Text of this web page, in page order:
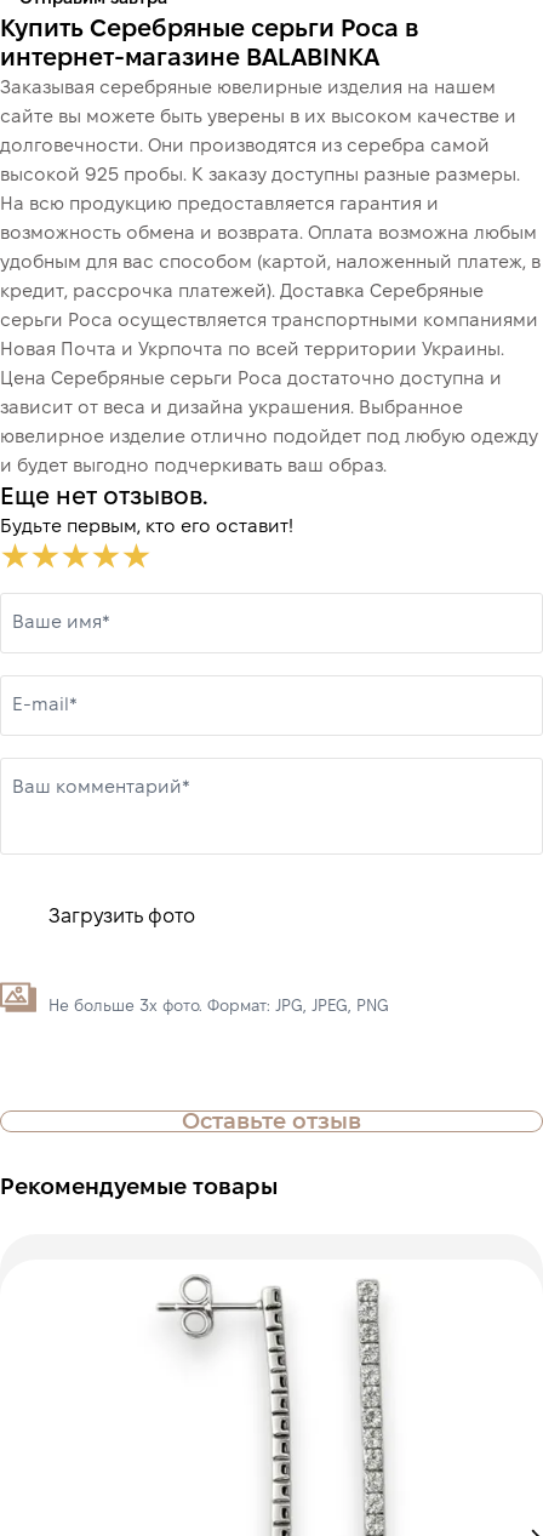
Купить Серебряные серьги Роса в
интернет-магазине BALABINKA
Заказывая серебряные ювелирные изделия на нашем
сайте вы можете быть уверены в их высоком качестве и
долговечности. Они производятся из серебра самой
высокой 925 пробы. К заказу доступны разные размеры.
На всю продукцию предоставляется гарантия и
возможность обмена и возврата. Оплата возможна любым
удобным для вас способом (картой, наложенный платеж, в
кредит, рассрочка платежей). Доставка Серебряные
серьги Роса осуществляется транспортными компаниями
Новая Почта и Укрпочта по всей территории Украины.
Цена Серебряные серьги Роса достаточно доступна и
зависит от веса и дизайна украшения. Выбранное
ювелирное изделие отлично подойдет под любую одежду
и будет выгодно подчеркивать ваш образ.
Еще нет отзывов.
Будьте первым, кто его оставит!
Ваше имя*
E-mail*
Ваш комментарий*
Загрузить фото
Не больше 3х фото. Формат: JPG, JPEG, PNG
Оставьте отзыв
Рекомендуемые товары